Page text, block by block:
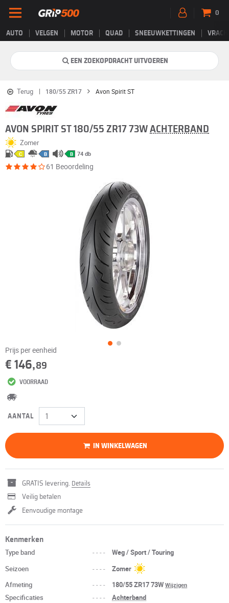
AUTO VELGEN MOTOR QUAD SNEEUWKETTINGEN
0
EEN ZOEKOPDRACHT UITVOEREN
Terug 180/55 ZR17 Avon Spirit ST
AVON SPIRIT ST 180/55 ZR17 73W ACHTERBAND
Zomer
C B B 74 db
61 Beoordeling
Prijs per eenheid
€ 146,89
VOORRAAD
AANTAL
IN WINKELWAGEN
GRATIS levering. Details
Veilig betalen
Eenvoudige montage
Kenmerken
Type band ----
Weg / Sport / Touring
Seizoen
----
Zomer
Afmeting
---- 180/55 ZR17 73WWijzigen
Specificaties ----
Achterband